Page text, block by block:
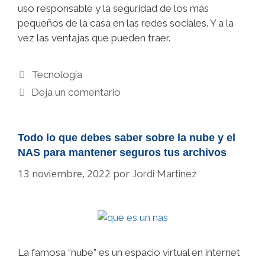
uso responsable y la seguridad de los más
pequeños de la casa en las redes sociales. Y a la
vez las ventajas que pueden traer.
Categorías
Tecnología
Deja un comentario
Todo lo que debes saber sobre la nube y el
NAS para mantener seguros tus archivos
13 noviembre, 2022 por Jordi Martinez
La famosa “nube” es un espacio virtual en internet